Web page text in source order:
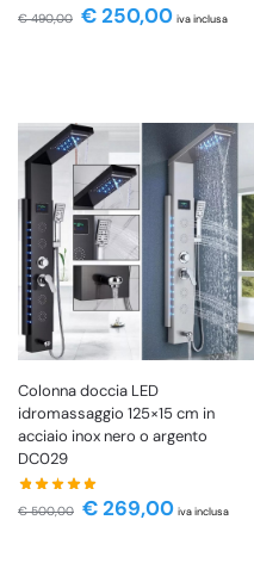
€490,00 €250,00 iva inclusa
Colonna doccia LED
idromassaggio 125×15 cm in
acciaio inox nero o argento
DC029
€500,00 €269,00 iva inclusa